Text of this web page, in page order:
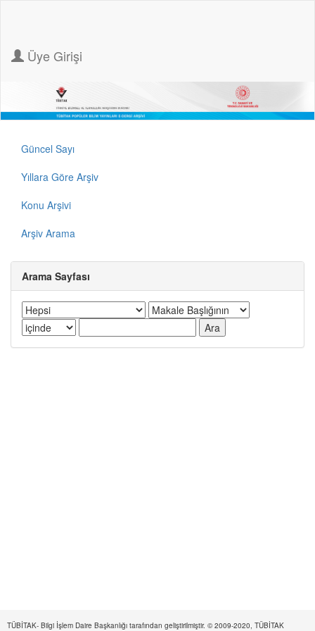
Üye Girişi
Güncel Sayı
Yıllara Göre Arşiv
Konu Arşivi
Arşiv Arama
Arama Sayfası
TÜBİTAK- Bilgi İşlem Daire Başkanlığı tarafından geliştirilmiştir. © 2009-2020, TÜBİTAK